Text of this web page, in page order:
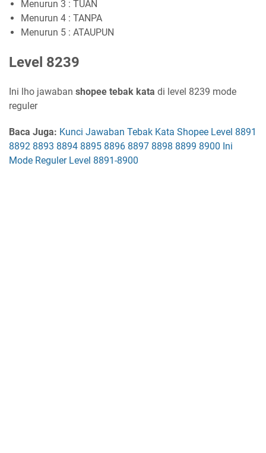
Menurun 3 : TUAN
Menurun 4 : TANPA
Menurun 5 : ATAUPUN
Level 8239
Ini lho jawaban shopee tebak kata di level 8239 mode
reguler
Baca Juga: Kunci Jawaban Tebak Kata Shopee Level 8891
8892 8893 8894 8895 8896 8897 8898 8899 8900 Ini
Mode Reguler Level 8891-8900